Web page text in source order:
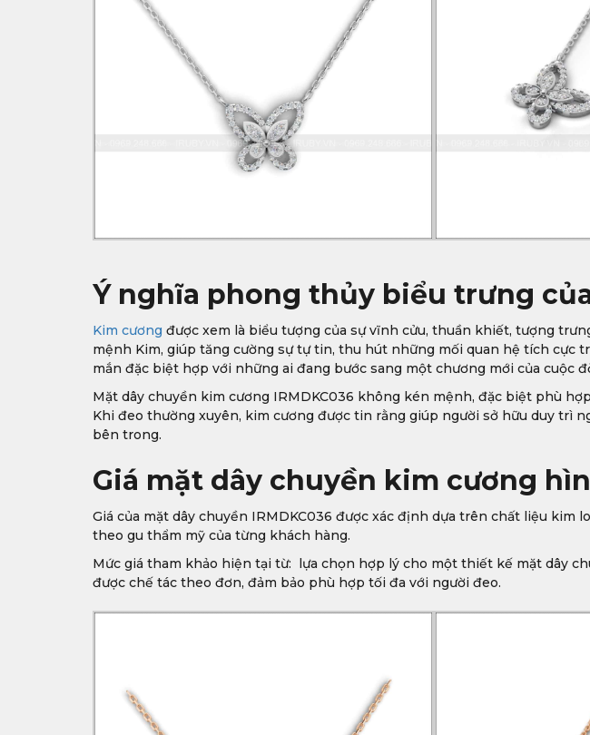
Ý nghĩa phong thủy biểu trưng
Kim cương được xem là biểu tượng của sự vĩnh cửu, thuần khiết, tượng
mệnh Kim, giúp tăng cường sự tự tin, thu hút những mối quan hệ tích cực
mắn đặc biệt hợp với những ai đang bước sang một chương mới của cuộc
Mặt dây chuyền kim cương IRMDKC036 không kén mệnh, đặc biệt phù
Khi đeo thường xuyên, kim cương được tin rằng giúp người sở hữu duy trì
bên trong.
Giá mặt dây chuyền kim cương
Giá của mặt dây chuyền IRMDKC036 được xác định dựa trên chất liệu kim
theo gu thẩm mỹ của từng khách hàng.
Mức giá tham khảo hiện tại từ: lựa chọn hợp lý cho một thiết kế mặt dây
được chế tác theo đơn, đảm bảo phù hợp tối đa với người đeo.